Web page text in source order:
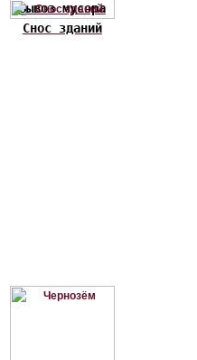
Вывоз мусора
Снос зданий